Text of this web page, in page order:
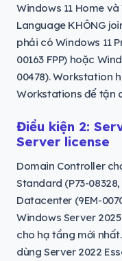
Windows 11 Home
Language KHÔNG
phải có Windows 11
00163 FPP) hoặc
00478). Workstation
Workstations để tận
Điều kiện 2:
Server license
Domain Controller
Standard (P73-
Datacenter (9EM-
Windows Server
cho hạ tầng mới
dùng Server 2022